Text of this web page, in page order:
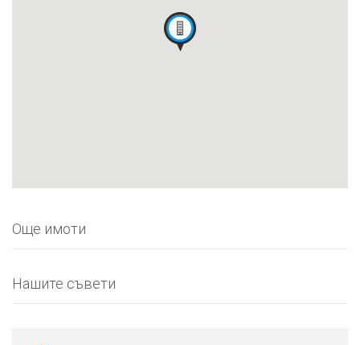
Още имоти
Нашите съвети